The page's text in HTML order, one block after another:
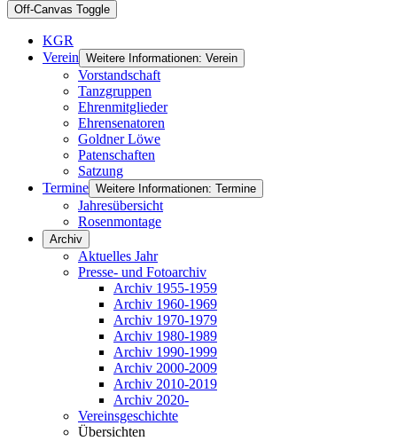
Off-Canvas Toggle
KGR
Verein Weitere Informationen: Verein
Vorstandschaft
Tanzgruppen
Ehrenmitglieder
Ehrensenatoren
Goldner Löwe
Patenschaften
Satzung
Termine Weitere Informationen: Termine
Jahresübersicht
Rosenmontage
Archiv
Aktuelles Jahr
Presse- und Fotoarchiv
Archiv 1955-1959
Archiv 1960-1969
Archiv 1970-1979
Archiv 1980-1989
Archiv 1990-1999
Archiv 2000-2009
Archiv 2010-2019
Archiv 2020-
Vereinsgeschichte
Übersichten